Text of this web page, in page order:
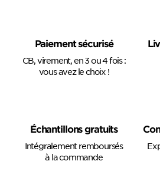
Paiement sécurisé
CB, virement, en 3 ou 4 fois :
vous avez le choix !
Échantillons gratuits
Intégralement remboursés
à la commande